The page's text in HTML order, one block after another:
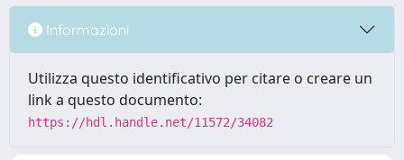
Informazioni
Utilizza questo identificativo per citare o creare un
link a questo documento:
https://hdl.handle.net/11572/34082